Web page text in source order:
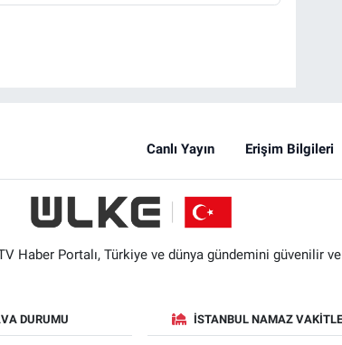
Canlı Yayın Erişim Bilgileri
Haber Portalı, Türkiye ve dünya gündemini güvenilir
DURUMU İSTANBUL NAMAZ